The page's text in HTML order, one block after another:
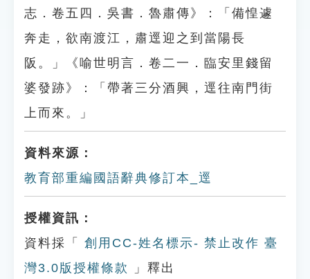
志．卷五四．吳書．魯肅傳》：「備惶遽
奔走，欲南渡江，肅逕迎之到當陽長
阪。」《喻世明言．卷二一．臨安里錢留
婆發跡》：「帶著三分酒興，逕往南門街
上而來。」
資料來源：
教育部重編國語辭典修訂本_逕
授權資訊：
資料採「
創用CC-姓名標示- 禁止改作 臺
灣3.0版授權條款
」釋出